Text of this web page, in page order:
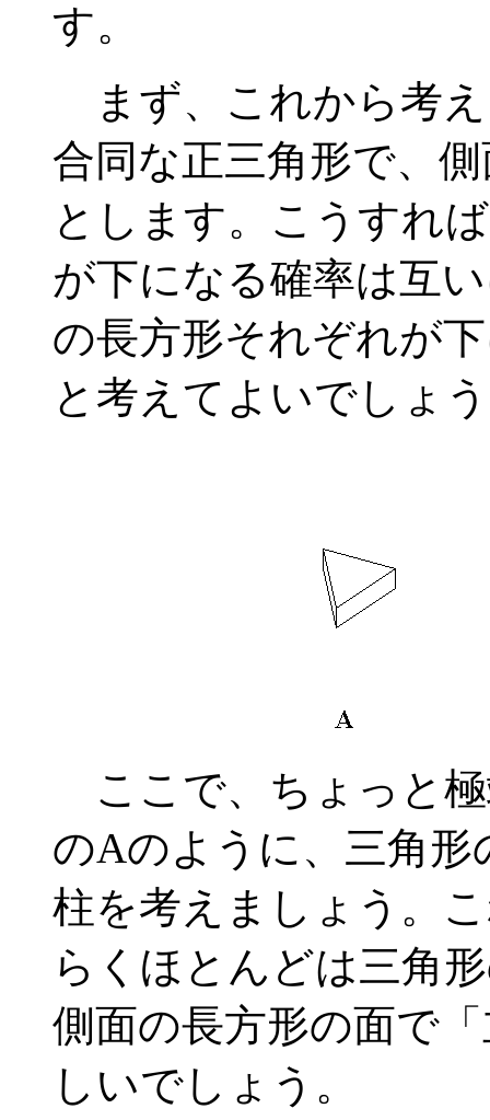
す。
まず、これから考
合同な正三角形で、
とします。こうすれ
が下になる確率は互
の長方形それぞれが
と考えてよいでしょ
ここで、ちょっと
のAのように、三角
柱を考えましょう。
らくほとんどは三角
側面の長方形の面で
しいでしょう。